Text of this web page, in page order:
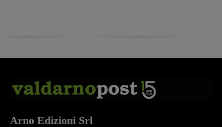
Arno Edizioni Srl